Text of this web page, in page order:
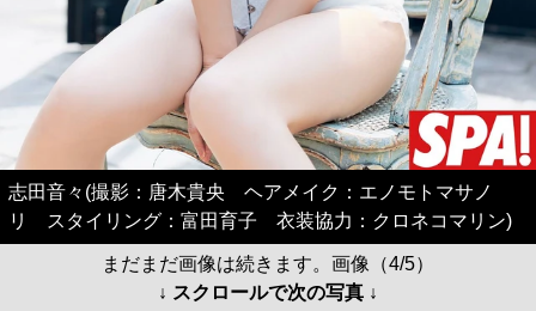
志田音々(撮影：唐木貴央 ヘアメイク：エノモトマサノ
リ スタイリング：富田育子 衣装協力：クロネコマリン)
まだまだ画像は続きます。画像（4/5）
↓ スクロールで次の写真 ↓